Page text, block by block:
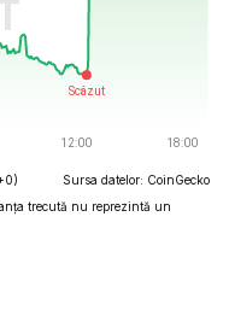
Sursa datelor: CoinGecko
trecută nu reprezintă un